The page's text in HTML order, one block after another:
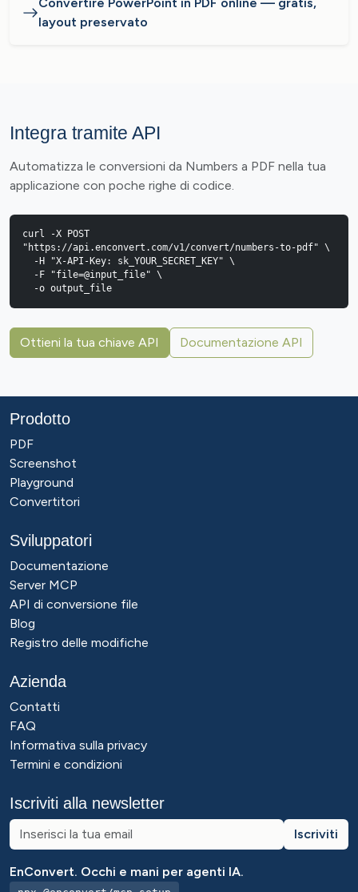
layout preservato
Integra tramite API
Automatizza le conversioni da Numbers a PDF nella tua
applicazione con poche righe di codice.
curl -X POST
"https://api.enconvert.com/v1/convert/numbers-to-pdf" \
  -o output_file
Ottieni la tua chiave API Documentazione API
Prodotto
PDF
Screenshot
Playground
Convertitori
Sviluppatori
Documentazione
Server MCP
API di conversione file
Blog
Registro delle modifiche
Azienda
Contatti
FAQ
Informativa sulla privacy
Termini e condizioni
Iscriviti alla newsletter
Iscriviti
EnConvert. Occhi e mani per agenti IA.